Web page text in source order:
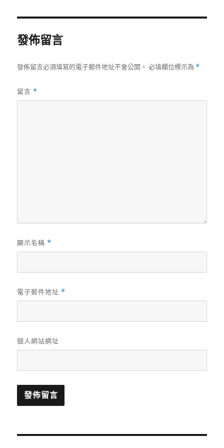
發佈留言
發佈留言必須填寫的電子郵件地址不會公開。 必填欄位標示為 *
留言 *
顯示名稱 *
電子郵件地址 *
個人網站網址